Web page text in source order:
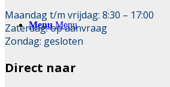
Menu Menu
Maandag t/m vrijdag: 8:30 – 17:00
Zaterdag: op aanvraag
Zondag: gesloten
Direct naar